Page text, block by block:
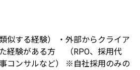
似する経験） ・外部からクライア
経験がある方 （RPO、採用代
コンサルなど） ※自社採用のみの